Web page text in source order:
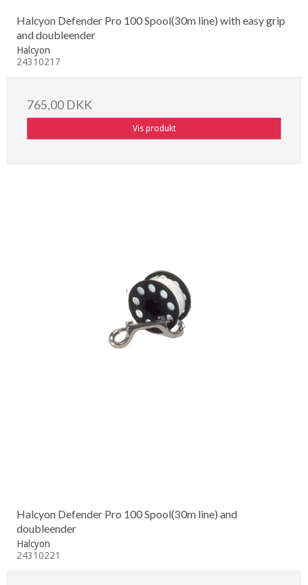
Halcyon Defender Pro 100 Spool(30m line) with easy grip
and doubleender
Halcyon
24310217
765,00 DKK
Vis produkt
Halcyon Defender Pro 100 Spool(30m line) and
doubleender
Halcyon
24310221